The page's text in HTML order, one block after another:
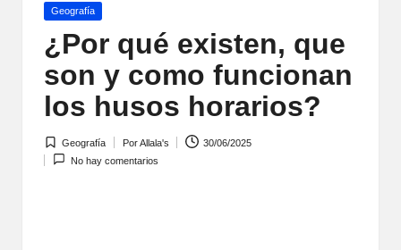
Publicada
Geografía
¿Por qué existen, que
son y como funcionan
los husos horarios?
Publicada
en
Geografía PorAllala's
30/06/2025
No hay comentarios